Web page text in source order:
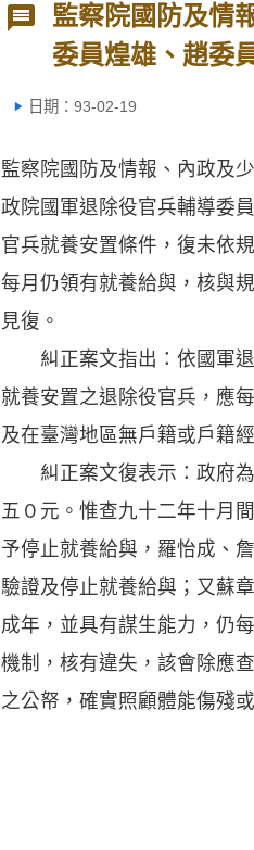
監察院國防及情
委員煌雄、趙委
日期：93-02-19
監察院國防及情報、內政及
政院國軍退除役官兵輔導委
官兵就養安置條件，復未依
每月仍領有就養給與，核與
見復。
糾正案文指出：依國軍退
就養安置之退除役官兵，應
及在臺灣地區無戶籍或戶籍
糾正案文復表示：政府為
五０元。惟查九十二年十月
予停止就養給與，羅怡成、
驗證及停止就養給與；又蘇
成年，並具有謀生能力，仍
機制，核有違失，該會除應
之公帑，確實照顧體能傷殘